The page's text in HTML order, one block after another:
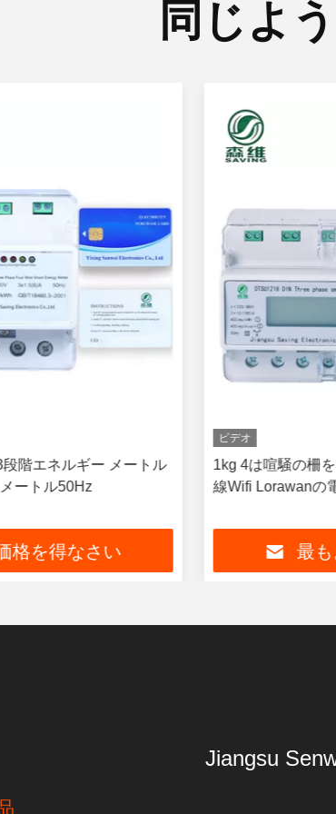
同じよ
階エネルギー メートル
ートル50Hz
格を得なさい
ビデオ
1kg 4は喧騒の柵
線Wifi Lorawanの
最
Jiangsu